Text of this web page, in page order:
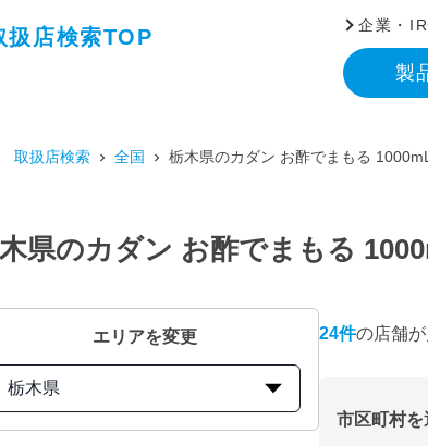
扱店検索TOP
企業・
製
取扱店検索 全国 栃木県のカダン お酢でまもる
県のカダン お酢でまもる
エリアを変更
栃木県
24件の店舗
市区町村を